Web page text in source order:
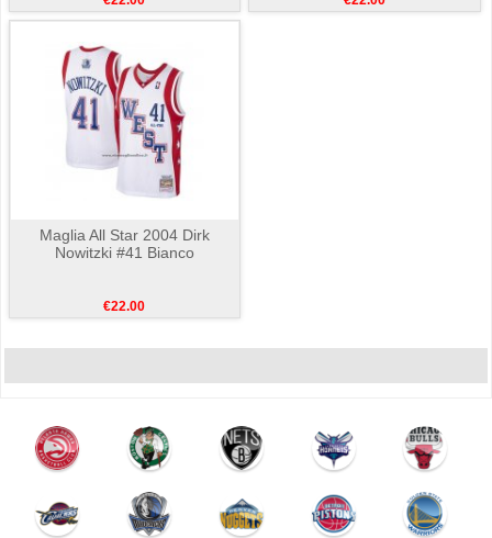
Maglia All Star 2004 Dirk
Nowitzki #41 Bianco
€22.00